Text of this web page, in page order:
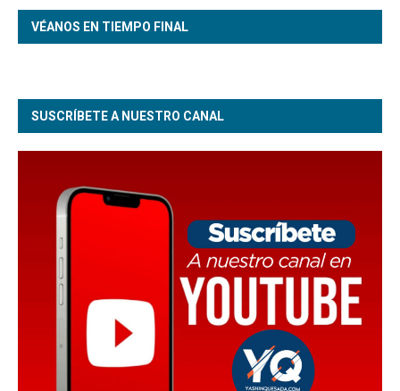
VÉANOS EN TIEMPO FINAL
SUSCRÍBETE A NUESTRO CANAL